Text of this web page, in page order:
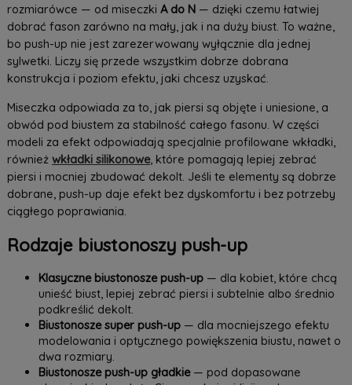
rozmiarówce — od miseczki A do N— dzięki czemu łatwiej
dobrać fason zarówno na mały, jak i na duży biust. To ważne,
bo push-up nie jest zarezerwowany wyłącznie dla jednej
sylwetki. Liczy się przede wszystkim dobrze dobrana
konstrukcja i poziom efektu, jaki chcesz uzyskać.
Miseczka odpowiada za to, jak piersi są objęte i uniesione, a
obwód pod biustem za stabilność całego fasonu. W części
modeli za efekt odpowiadają specjalnie profilowane wkładki,
również wkładki silikonowe, które pomagają lepiej zebrać
piersi i mocniej zbudować dekolt. Jeśli te elementy są dobrze
dobrane, push-up daje efekt bez dyskomfortu i bez potrzeby
ciągłego poprawiania.
Rodzaje biustonoszy push-up
Klasyczne biustonosze push-up— dla kobiet, które chcą
unieść biust, lepiej zebrać piersi i subtelnie albo średnio
podkreślić dekolt.
Biustonosze super push-up— dla mocniejszego efektu
modelowania i optycznego powiększenia biustu, nawet o
dwa rozmiary.
Biustonosze push-up gładkie— pod dopasowane